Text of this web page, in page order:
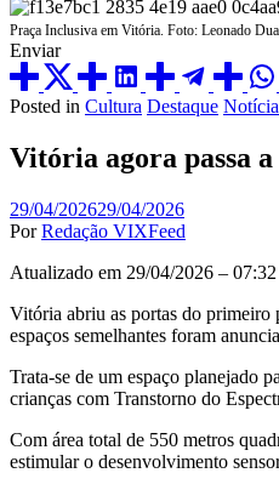
Praça Inclusiva em Vitória. Foto: Leonado
Enviar
Posted in Cultura Destaque
Vitória agora passa
29/04/202629/04/2026
Por Redação VIXFeed
Atualizado em 29/04/2026 – 07:32
Vitória abriu as portas do primeiro
espaços semelhantes foram
Trata-se de um espaço planejado
crianças com Transtorno do
Com área total de 550 metros
estimular o desenvolvimento